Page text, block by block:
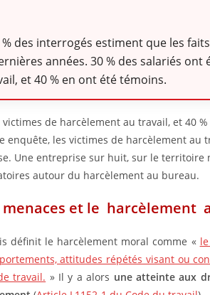
des interrogés estiment que les
années. 30 % des salariés ont
et 40 % en ont été témoins.
de harcèlement au travail, et 40
enquête, les victimes de harcèlement au
Une entreprise sur huit, sur le territoire
autour du harcèlement au bureau.
menaces et le harcèlement
définit le harcèlement moral comme «
attitudes répétés visant ou
travail. » Il y a alors une atteinte aux